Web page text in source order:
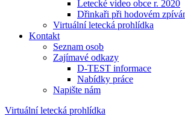
Letecké video obce r. 2020
Dřinkaři při hodovém
Virtuální letecká prohlídka
Kontakt
Seznam osob
Zajímavé odkazy
D-TEST informace
Nabídky práce
Napište nám
Virtuální letecká prohlídka